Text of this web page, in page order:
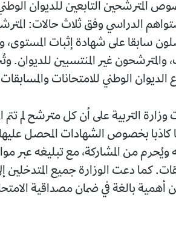
المترشحين التابعين للديوان
الدراسي وفق ثلاث حالات:
سابقا على شهادة إثبات المستوى،
والمترشحون غير المنتسبين للديوان.
الوطني للامتحانات والمسابقات قبل
التربية على أن كل مترشح لم تتم
كاذبا بخصوص الشهادات المحصل عليها
من المشاركة، مع تبليغه عبر
كما دعت الوزارة جميع المتدخلين
من أهمية بالغة في ضمان مصداقية